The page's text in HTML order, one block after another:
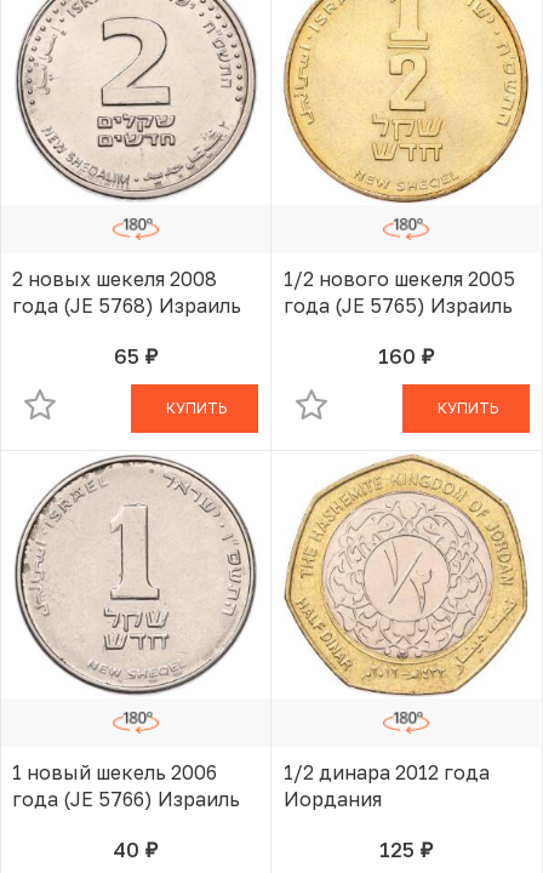
2 новых шекеля 2008
года (JE 5768) Израиль
65 руб.В КОРЗИНЕ
КУПИТЬ
1/2 нового шекеля 2005
года (JE 5765) Израиль
160 руб.В КОРЗИНЕ
КУПИТЬ
1 новый шекель 2006
года (JE 5766) Израиль
40 руб.В КОРЗИНЕ
1/2 динара 2012 года
Иордания
125 руб.В КОРЗИНЕ